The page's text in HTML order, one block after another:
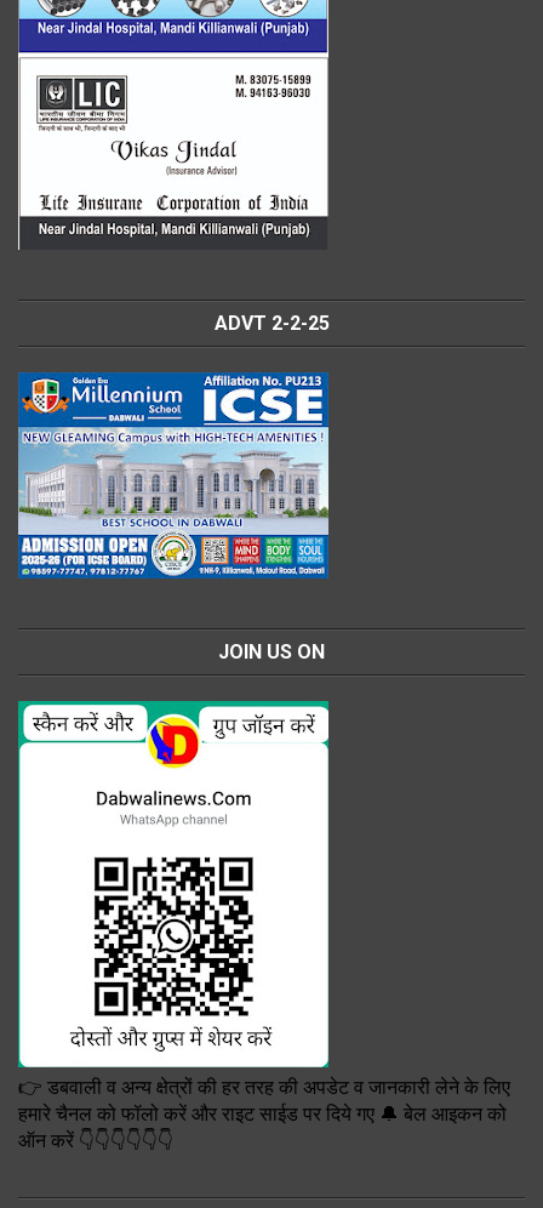
ADVT 2-2-25
JOIN US ON
👉 डबवाली व अन्य क्षेत्रों की हर तरह की अपडेट व जानकारी लेने के लिए
हमारे चैनल को फॉलो करें और राइट साईड पर दिये गए 🔔 बेल आइकन को
ऑन करें 👇👇👇👇👇👇